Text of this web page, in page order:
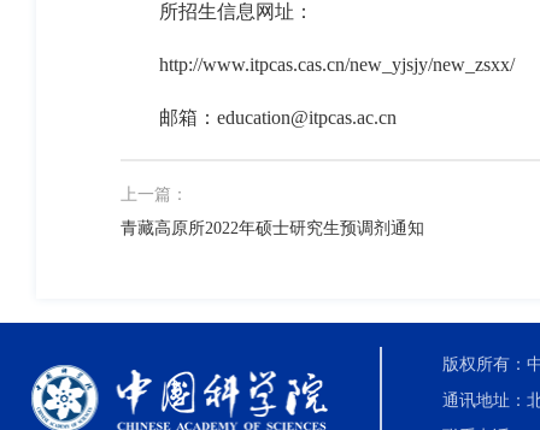
所招生信息网址：
http://www.itpcas.cas.cn/new_yjsjy/new_zsxx/
邮箱： education@itpcas.ac.cn
上一篇：
青藏高原所2022年硕士研究生预调剂通知
版权所有：
通讯地址：